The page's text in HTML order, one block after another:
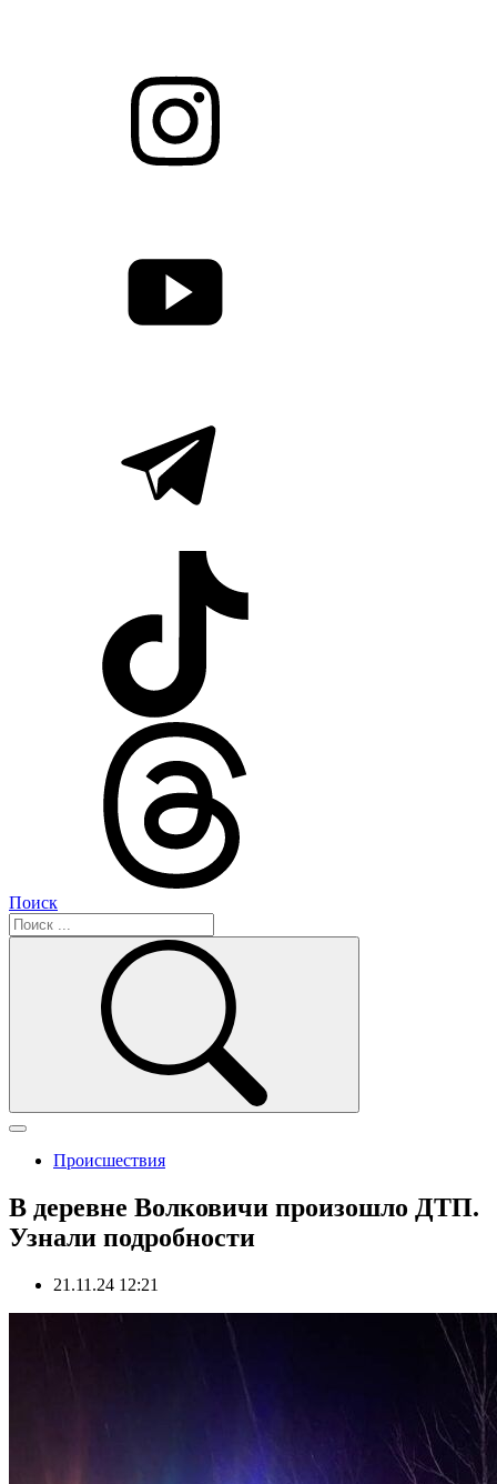
Поиск
Происшествия
В деревне Волковичи произошло ДТП.
Узнали подробности
21.11.24 12:21